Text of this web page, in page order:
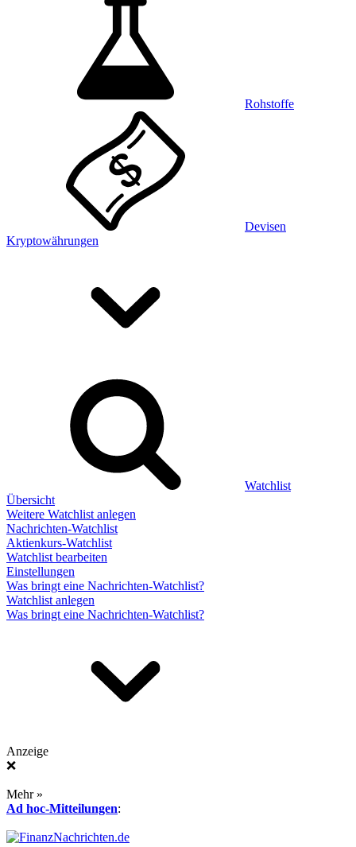
Rohstoffe
Devisen
Kryptowährungen
Watchlist
Übersicht
Weitere Watchlist anlegen
Nachrichten-Watchlist
Aktienkurs-Watchlist
Watchlist bearbeiten
Einstellungen
Was bringt eine Nachrichten-Watchlist?
Watchlist anlegen
Was bringt eine Nachrichten-Watchlist?
Anzeige
❌
Mehr »
Ad hoc-Mitteilungen: